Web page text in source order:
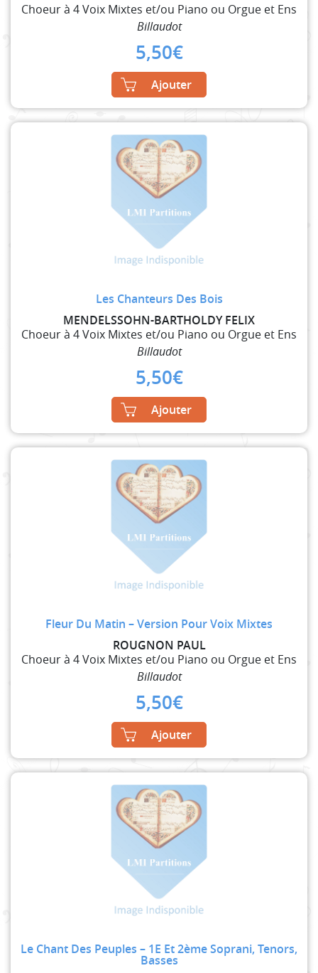
Choeur à 4 Voix Mixtes et/ou Piano ou Orgue et Ens
Billaudot
5,50€
Ajouter
Les Chanteurs Des Bois
MENDELSSOHN-BARTHOLDY FELIX
Choeur à 4 Voix Mixtes et/ou Piano ou Orgue et Ens
Billaudot
5,50€
Ajouter
Fleur Du Matin – Version Pour Voix Mixtes
ROUGNON PAUL
Choeur à 4 Voix Mixtes et/ou Piano ou Orgue et Ens
Billaudot
5,50€
Ajouter
Le Chant Des Peuples – 1E Et 2ème Soprani, Tenors,
Basses